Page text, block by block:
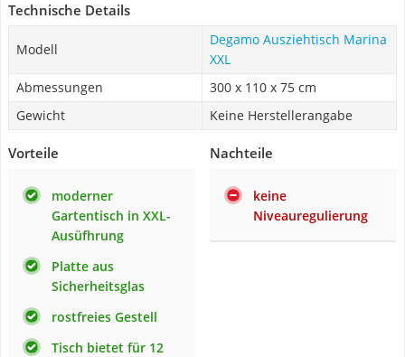
Technische Details
Modell
Degamo Ausziehtisch Marina
XXL
Abmessungen
300 x 110 x 75 cm
Gewicht
Keine Herstellerangabe
Vorteile
moderner
Gartentisch in XXL-
Ausüfhrung
Platte aus
Sicherheitsglas
rostfreies Gestell
Tisch bietet für 12
Nachteile
keine
Niveauregulierung